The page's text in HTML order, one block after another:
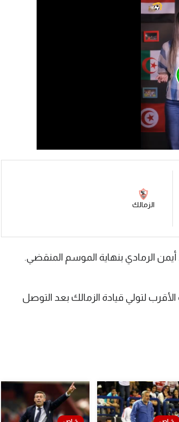
الزمالك
الرمادي بنهاية الموسم المنقضي.
الأقرب لتولي قيادة الزمالك بعد التوصل